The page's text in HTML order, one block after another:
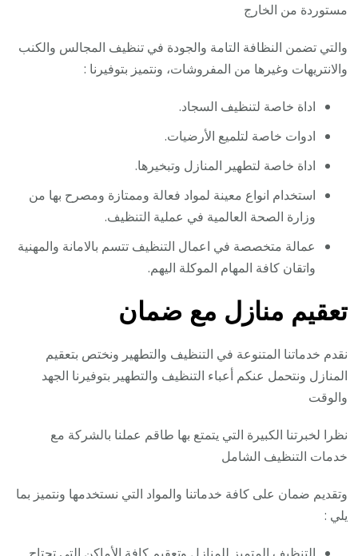
مستوردة من الخارج
والتي تضمن النظافة التامة والجودة في تنظيف المجالس والكنب
والانتريهات وغيرها من المفروشات، ونتميز بتوفيرنا :
اداة خاصة لتنظيف السجاد.
ادوات خاصة لتلميع الأرضيات.
اداة خاصة لتطهير المنازل وتبخيرها.
استخدام انواع معينة لمواد فعالة وممتازة ومصرح بها من
وزارة الصحة العالمية في عملية التنظيف.
عمالة متخصصة في اعمال التنظيف تتسم بالامانة والمهنية
واتقان كافة المهام الموكلة اليهم.
تعقيم منازل مع ضمان
نقدم خدماتنا المتنوعة في التنظيف والتطهير ونختص بتعقيم
المنازل ونتحمل عنكم أعباء التنظيف والتطهير بتوفيرنا الجهد
والوقت
نظرا لخبرتنا الكبيرة التي يتمتع بها طاقم عملنا بالشركة مع
خدمات التنظيف الشامل
وتقديم ضمان على كافة خدماتنا والمواد التي نستخدمها ونتميز بما
يلي :